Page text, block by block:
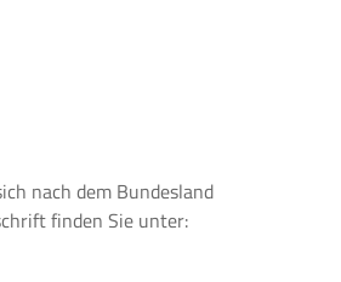
nach dem Bundesland
finden Sie unter: